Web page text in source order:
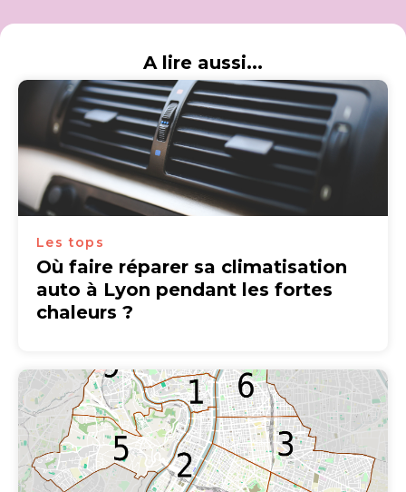
A lire aussi...
Les tops
Où faire réparer sa climatisation
auto à Lyon pendant les fortes
chaleurs ?